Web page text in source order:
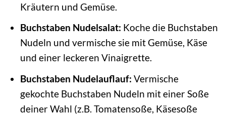
Kräutern und Gemüse.
Buchstaben Nudelsalat: Koche die Buchstaben
Nudeln und vermische sie mit Gemüse, Käse
und einer leckeren Vinaigrette.
Buchstaben Nudelauflauf: Vermische
gekochte Buchstaben Nudeln mit einer Soße
deiner Wahl (z.B. Tomatensoße, Käsesoße